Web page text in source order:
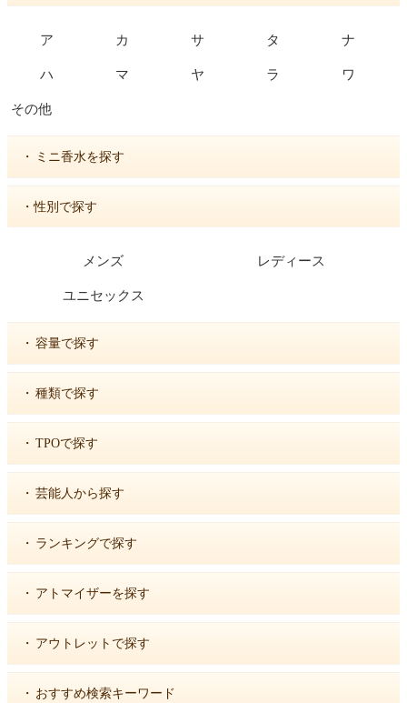
ア カ サ タ ナ
ハ マ ヤ ラ ワ
その他
・ ミニ香水を探す
・性別で探す
メンズ レディース
ユニセックス
・ 容量で探す
・ 種類で探す
・ TPOで探す
・ 芸能人から探す
・ ランキングで探す
・ アトマイザーを探す
・ アウトレットで探す
・ おすすめ検索キーワード